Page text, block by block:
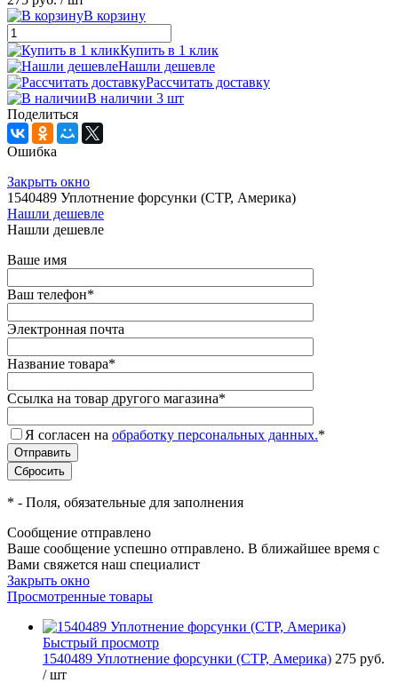
В корзину
Купить в 1 клик
Нашли дешевле
Рассчитать доставку
В наличии 3 шт
Поделиться
Ошибка
Закрыть окно
1540489 Уплотнение форсунки (CTP, Америка)
Нашли дешевле
Нашли дешевле
Ваше имя
Ваш телефон*
Электронная почта
Название товара*
Ссылка на товар другого магазина*
Я согласен на обработку персональных данных.*
* - Поля, обязательные для заполнения
Сообщение отправлено
Ваше сообщение успешно отправлено. В ближайшее время с
Вами свяжется наш специалист
Закрыть окно
Просмотренные товары
Быстрый просмотр
1540489 Уплотнение форсунки (CTP, Америка) 275 руб.
/ шт